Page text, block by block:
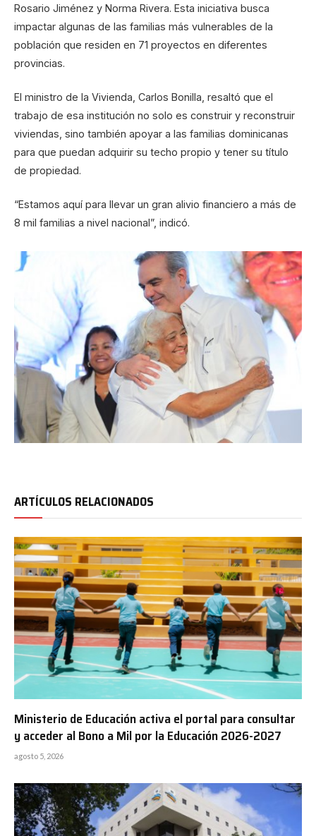
Rosario Jiménez y Norma Rivera. Esta iniciativa busca
impactar algunas de las familias más vulnerables de la
población que residen en 71 proyectos en diferentes
provincias.
El ministro de la Vivienda, Carlos Bonilla, resaltó que el
trabajo de esa institución no solo es construir y reconstruir
viviendas, sino también apoyar a las familias dominicanas
para que puedan adquirir su techo propio y tener su título
de propiedad.
“Estamos aquí para llevar un gran alivio financiero a más de
8 mil familias a nivel nacional”, indicó.
ARTÍCULOS RELACIONADOS
Ministerio de Educación activa el portal para consultar
y acceder al Bono a Mil por la Educación 2026-2027
agosto 5, 2026